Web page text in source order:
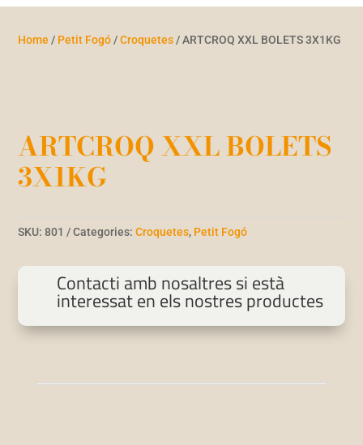
Home / Petit Fogó /Croquetes / ARTCROQ XXL BOLETS 3X1KG
ARTCROQ XXL BOLETS
3X1KG
SKU:801 Categories:Croquetes, Petit Fogó
Contacti amb nosaltres si està
interessat en els nostres productes